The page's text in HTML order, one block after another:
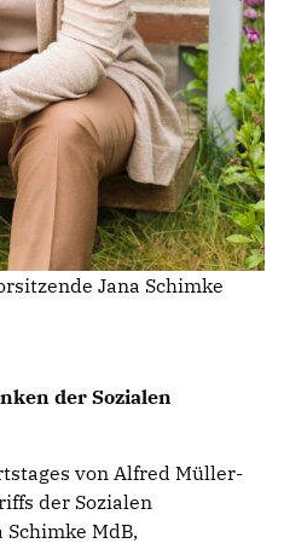
BRANDENBURG
werden
der Sozialen
von Alfred Müller-
der Sozialen
MdB,
Jana Schimke